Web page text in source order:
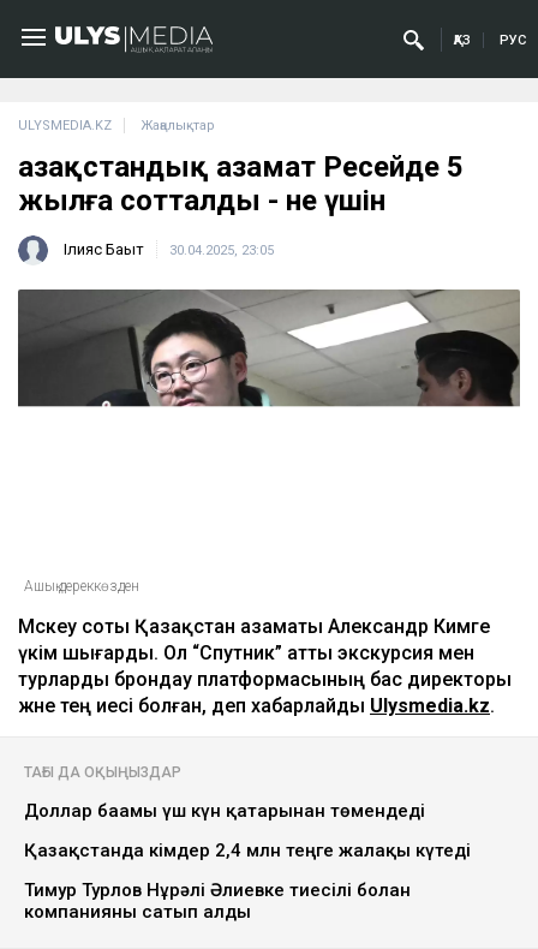
ҚАЗ РУС
ULYSMEDIA.KZ Жаңалықтар
Қазақстандық азамат Ресейде 5
жылға сотталды - не үшін
Ілияс Бақыт 30.04.2025, 23:05
Ашық дереккөзден
Мәскеу соты Қазақстан азаматы Александр Кимге
үкім шығарды. Ол “Спутник” атты экскурсия мен
турларды брондау платформасының бас директоры
және тең иесі болған, деп хабарлайды Ulysmedia.kz.
ТАҒЫ ДА ОҚЫҢЫЗДАР
Доллар бағамы үш күн қатарынан төмендеді
Қазақстанда кімдер 2,4 млн теңге жалақы күтеді
Тимур Турлов Нұрәлі Әлиевке тиесілі болған
компанияны сатып алды